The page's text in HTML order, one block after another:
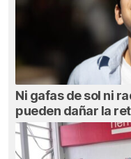
Ni gafas de sol ni
pueden dañar la